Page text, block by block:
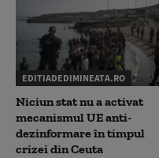
EDITIADEDIMINEATA.RO
Niciun stat nu a activat
mecanismul UE anti-
dezinformare în timpul
crizei din Ceuta